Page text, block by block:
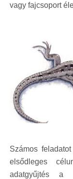
vagy fajcsoport
Számos
elsődleges
adatgyűjtés a